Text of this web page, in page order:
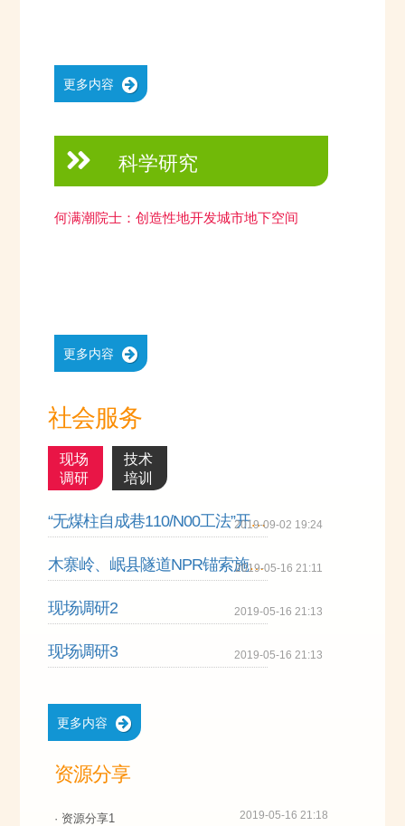
更多内容
科学研究
何满潮院士：创造性地开发城市地下空间
更多内容
社会服务
现场
调研
技术
培训
“无煤柱自成巷110/N00工法”开采技术交流研讨会在陕西神木召开
2019-09-02 19:24
木寨岭、岷县隧道NPR锚索施工相关问题讨论会成功召开
2019-05-16 21:11
现场调研2 2019-05-16 21:13
现场调研3 2019-05-16 21:13
更多内容
资源分享
· 资源分享1 2019-05-16 21:18